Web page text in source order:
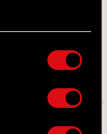
nawet
aktywnie
je zbiory